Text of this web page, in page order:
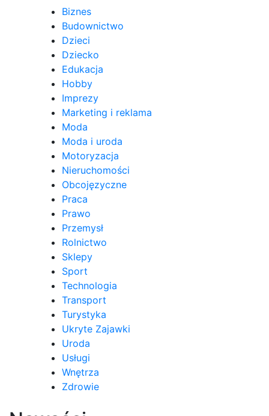
Biznes
Budownictwo
Dzieci
Dziecko
Edukacja
Hobby
Imprezy
Marketing i reklama
Moda
Moda i uroda
Motoryzacja
Nieruchomości
Obcojęzyczne
Praca
Prawo
Przemysł
Rolnictwo
Sklepy
Sport
Technologia
Transport
Turystyka
Ukryte Zajawki
Uroda
Usługi
Wnętrza
Zdrowie